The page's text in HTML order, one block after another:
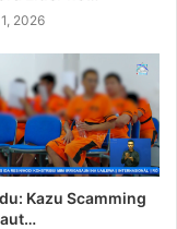
2026
Kazu Scamming